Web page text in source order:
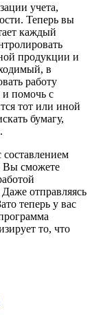
учета,
Теперь вы
каждый
продукции и
в
работу
и помочь с
тот или иной
бумагу,
Вы сможете
отправляясь
теперь у вас
то, что